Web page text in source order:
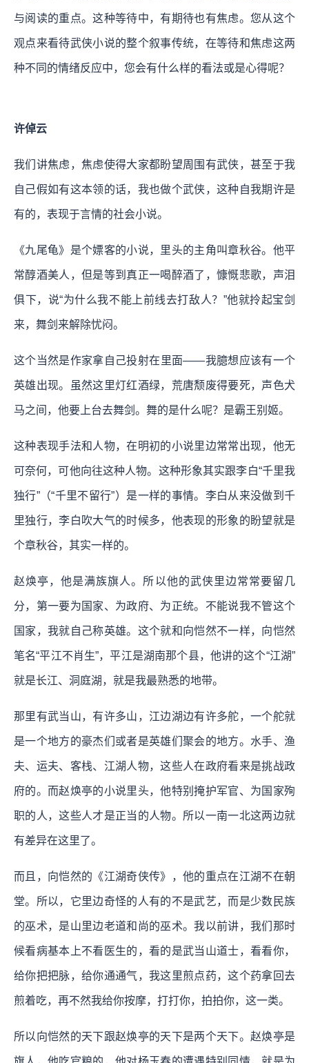
与阅读的重点。这种等待中，有期待也有焦虑。您从这个
观点来看待武侠小说的整个叙事传统，在等待和焦虑这两
种不同的情绪反应中，您会有什么样的看法或是心得呢？
许倬云
我们讲焦虑，焦虑使得大家都盼望周围有武侠，甚至于我
自己假如有这本领的话，我也做个武侠，这种自我期许是
有的，表现于言情的社会小说。
《九尾龟》是个嫖客的小说，里头的主角叫章秋谷。他平
常醇酒美人，但是等到真正一喝醉酒了，慷慨悲歌，声泪
俱下，说“为什么我不能上前线去打敌人？”他就拎起宝剑
来，舞剑来解除忧闷。
这个当然是作家拿自己投射在里面——我臆想应该有一个
英雄出现。虽然这里灯红酒绿，荒唐颓废得要死，声色犬
马之间，他要上台去舞剑。舞的是什么呢？是霸王别姬。
这种表现手法和人物，在明初的小说里边常常出现，他无
可奈何，可他向往这种人物。这种形象其实跟李白“千里我
独行”（“千里不留行”）是一样的事情。李白从来没做到千
里独行，李白吹大气的时候多，他表现的形象的盼望就是
个章秋谷，其实一样的。
赵焕亭，他是满族旗人。所以他的武侠里边常常要留几
分，第一要为国家、为政府、为正统。不能说我不管这个
国家，我就自己称英雄。这个就和向恺然不一样，向恺然
笔名“平江不肖生”，平江是湖南那个县，他讲的这个“江湖”
就是长江、洞庭湖，就是我最熟悉的地带。
那里有武当山，有许多山，江边湖边有许多舵，一个舵就
是一个地方的豪杰们或者是英雄们聚会的地方。水手、渔
夫、运夫、客栈、江湖人物，这些人在政府看来是挑战政
府的。而赵焕亭的小说里头，他特别掩护军官、为国家殉
职的人，这些人才是正当的人物。所以一南一北这两边就
有差异在这里了。
而且，向恺然的《江湖奇侠传》，他的重点在江湖不在朝
堂。所以，它里边奇怪的人有的不是武艺，而是少数民族
的巫术，是山里边老道和尚的巫术。我以前讲，我们那时
候看病基本上不看医生的，看的是武当山道士，看看你，
给你把把脉，给你通通气，我这里煎点药，这个药拿回去
煎着吃，再不然我给你按摩，打打你，拍拍你，这一类。
所以向恺然的天下跟赵焕亭的天下是两个天下。赵焕亭是